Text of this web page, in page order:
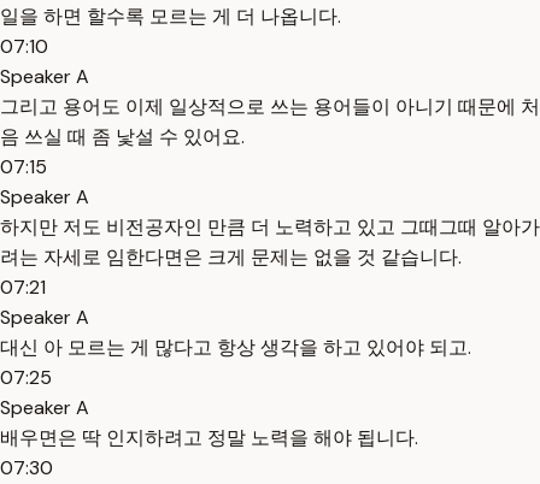
일을 하면 할수록 모르는 게 더 나옵니다.
07:10
Speaker A
그리고 용어도 이제 일상적으로 쓰는 용어들이 아니기 때문에 처
음 쓰실 때 좀 낯설 수 있어요.
07:15
Speaker A
하지만 저도 비전공자인 만큼 더 노력하고 있고 그때그때 알아가
려는 자세로 임한다면은 크게 문제는 없을 것 같습니다.
07:21
Speaker A
대신 아 모르는 게 많다고 항상 생각을 하고 있어야 되고.
07:25
Speaker A
배우면은 딱 인지하려고 정말 노력을 해야 됩니다.
07:30